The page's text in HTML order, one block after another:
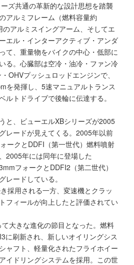
ズ共通の革新的な設計思想を踏襲
アルミフレーム（燃料容量約
アルミスイングアーム、そしてエ
エル・インターアクティブ・アンダ
て、重量物をバイクの中心・低部に
る。心臓部は空冷・油冷・ファン冷
OHVプッシュロッドエンジンで、
を発揮し、5速マニュアルトランス
ルトドライブで後輪に伝達する。
と、ビューエルXBシリーズが2005
レードが見えてくる。2005年以前
ークとDDFI（第一世代）燃料噴射
2005年には同年に登場した
フォークとDDFI2（第二世代）
レードしている。
採用される一方、変速機とクラッ
フィールが向上したと評価されてい
大きな進化の節目となった。燃料
に刷新され、新しいオイリングシス
ャフト、軽量化されたフライホイー
イドリングシステムを採用。この世